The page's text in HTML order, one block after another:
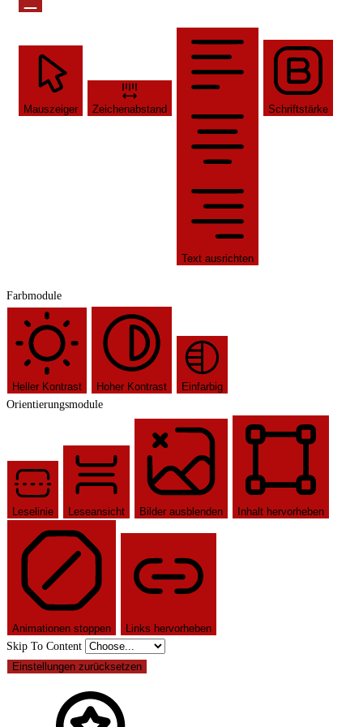
Mauszeiger Zeichenabstand
Text ausrichten
Schriftstärke
Farbmodule
Heller Kontrast Hoher Kontrast
Einfarbig
Orientierungsmodule
Leselinie Leseansicht Bilder ausblenden Inhalt hervorheben
Animationen stoppen
Links hervorheben
Skip To Content
Einstellungen zurücksetzen